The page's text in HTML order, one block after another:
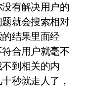
有解决用户的
就会搜索相对
结果里面经
合用户就毫不
到相关的内
秒就走人了，